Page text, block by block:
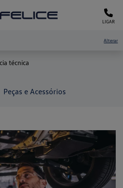
LIGAR
Alterar
técnica
Peças e Acessórios